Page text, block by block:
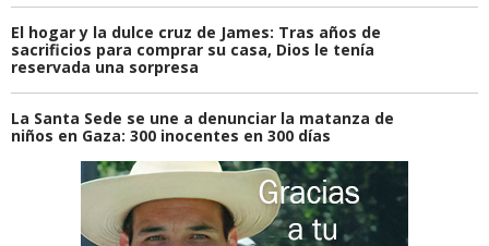
El hogar y la dulce cruz de James: Tras años de
sacrificios para comprar su casa, Dios le tenía
reservada una sorpresa
La Santa Sede se une a denunciar la matanza de
niños en Gaza: 300 inocentes en 300 días